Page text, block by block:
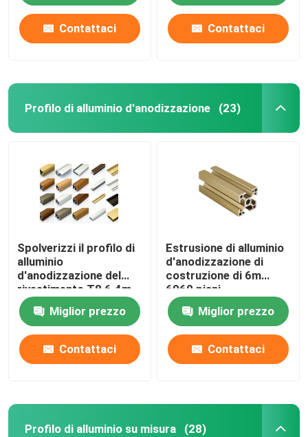
Contattaci Contattaci
Profilo di alluminio d'anodizzazione (23)
Spolverizzi il profilo di
alluminio
d'anodizzazione del
rivestimento T8 6.4m
Miglior prezzo
Contattaci
Estrusione di alluminio
d'anodizzazione di
costruzione di 6m
6060 piani
Miglior prezzo
Contattaci
Profilo di alluminio su misura (28)